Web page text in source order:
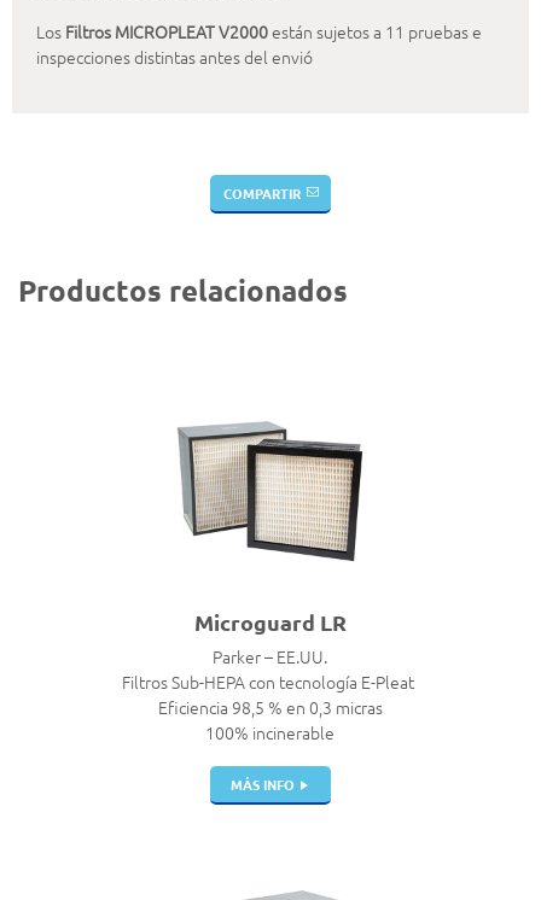
Los Filtros MICROPLEAT V2000están sujetos a 11 pruebas e
inspecciones distintas antes del envió
COMPARTIR
Productos relacionados
Microguard LR
Parker – EE.UU.
Filtros Sub-HEPA con tecnología E-Pleat
Eficiencia 98,5 % en 0,3 micras
100% incinerable
MÁS INFO